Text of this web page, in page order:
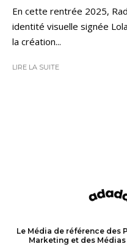
En cette rentrée 2025,
identité visuelle signée
la création...
LIRE LA SUITE
Le Média de référence des
Marketing et des